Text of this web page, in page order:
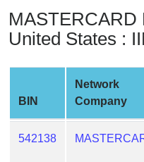
from
BIN
Credit
Card
Service
What
United States :
BIN
Network
Company
542138